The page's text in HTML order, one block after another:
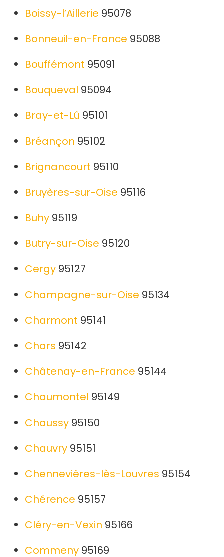
Boissy-l’Aillerie 95078
Bonneuil-en-France 95088
Bouffémont 95091
Bouqueval 95094
Bray-et-Lû 95101
Bréançon 95102
Brignancourt 95110
Bruyères-sur-Oise 95116
Buhy 95119
Butry-sur-Oise 95120
Cergy 95127
Champagne-sur-Oise 95134
Charmont 95141
Chars 95142
Châtenay-en-France 95144
Chaumontel 95149
Chaussy 95150
Chauvry 95151
Chennevières-lès-Louvres 95154
Chérence 95157
Cléry-en-Vexin 95166
Commeny 95169